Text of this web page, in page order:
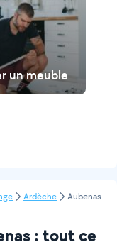
un meuble
Ardèche Aubenas
: tout ce